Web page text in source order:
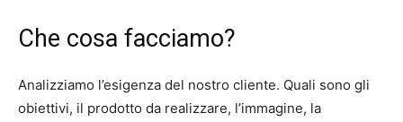
Che cosa facciamo?
Analizziamo l’esigenza del nostro cliente. Quali sono gli
obiettivi, il prodotto da realizzare, l’immagine, la